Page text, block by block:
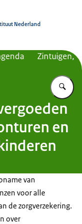
Nederland
Zintuigen,
en
van
voor alle
de zorgverzekering.
over